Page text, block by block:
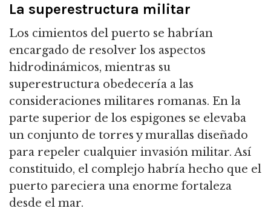
La superestructura militar
Los cimientos del puerto se habrían
encargado de resolver los aspectos
hidrodinámicos, mientras su
superestructura obedecería a las
consideraciones militares romanas. En la
parte superior de los espigones se elevaba
un conjunto de torres y murallas diseñado
para repeler cualquier invasión militar. Así
constituido, el complejo habría hecho que el
puerto pareciera una enorme fortaleza
desde el mar.